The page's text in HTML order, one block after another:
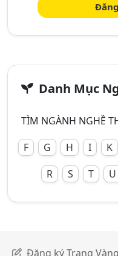
Danh Mục
TÌM NGÀNH NGHỀ
F
G H I K
R
S T U
Đăng ký Trang Vàng